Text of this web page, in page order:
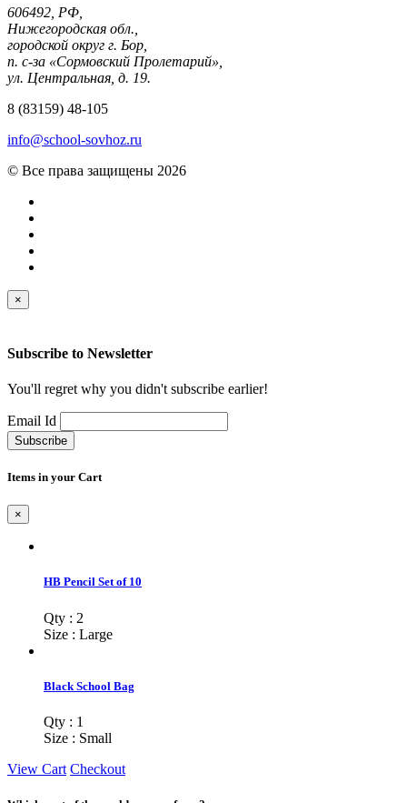
606492, РФ,
Нижегородская обл.,
городской округ г. Бор,
п. с-за «Сормовский Пролетарий»,
ул. Центральная, д. 19.
8 (83159) 48-105
info@school-sovhoz.ru
© Все права защищены 2026
×
Subscribe to Newsletter
You'll regret why you didn't subscribe earlier!
Email Id
Subscribe
Items in your Cart
×
HB Pencil Set of 10
Qty : 2
Size : Large
Black School Bag
Qty : 1
Size : Small
View Cart Checkout